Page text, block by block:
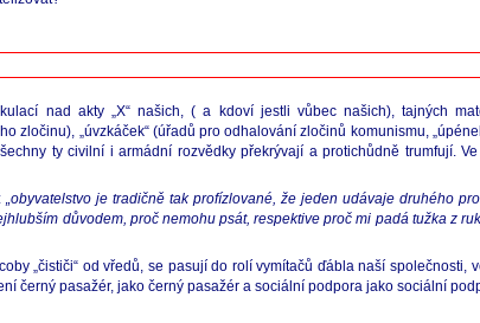
nad akty „X“ našich, ( a kdoví jestli vůbec našich), tajných
„úvzkáček“ (úřadů pro odhalování zločinů komunismu,
ty civilní i armádní rozvědky překrývají a protichůdně trumfují.
„obyvatelstvo je tradičně tak profízlované, že jeden udávaje druhého
důvodem, proč nemohu psát, respektive proč mi padá tužka z
„čističi“ od vředů, se pasují do rolí vymítačů ďábla naší společnosti,
černý pasažér, jako černý pasažér a sociální podpora jako sociální